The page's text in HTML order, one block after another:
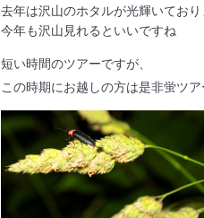
去年は沢山のホタルが光輝いてお
今年も沢山見れるといいですね
短い時間のツアーですが、
この時期にお越しの方は是非蛍ツ